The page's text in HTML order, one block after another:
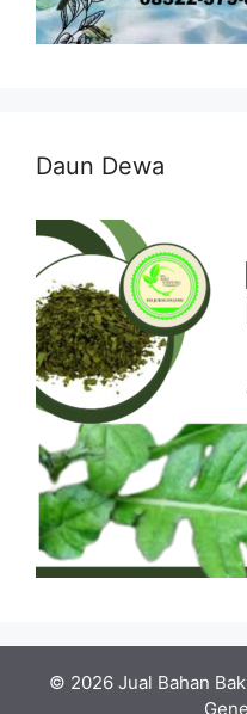
Daun Dewa
© 2026 Jual Bahan